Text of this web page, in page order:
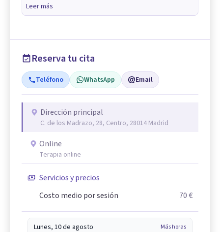
Leer más
Reserva tu cita
Teléfono WhatsApp Email
Dirección principal
C. de los Madrazo, 28, Centro, 28014 Madrid
Online
Terapia online
Servicios y precios
Costo medio por sesión
70 €
Lunes, 10 de agosto Más horas